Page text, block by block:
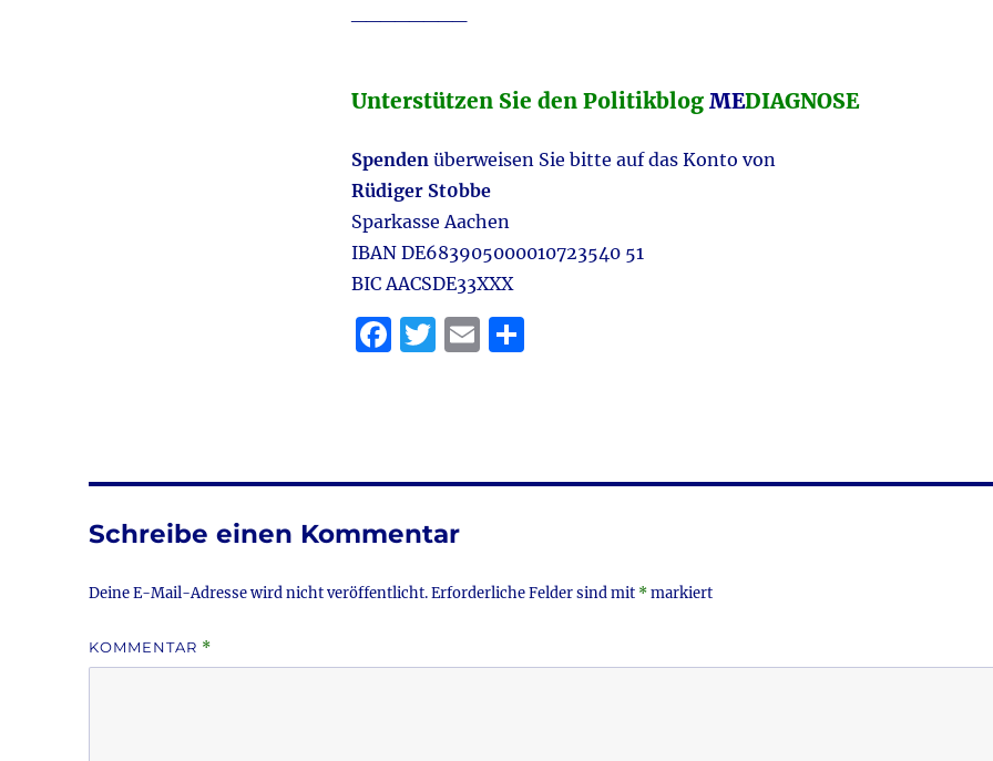
Unterstützen Sie den Politikblog MEDIAGNOSE
Spendenüberweisen Sie bitte auf das Konto von
Rüdiger St0bbe
Sparkasse Aachen
IBAN DE683905000010723540 51
BIC AACSDE33XXX
F
b
o
k
T
r
E T
Schreibe einen Kommentar
Deine E-Mail-Adresse wird nicht veröffentlicht.Erforderliche Felder sind mit *markiert
KOMMENTAR *